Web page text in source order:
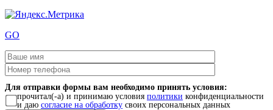
GO
Для отправки формы вам необходимо принять условия:
прочитал(-а) и принимаю условия политики конфиденциальности
и даю согласие на обработку своих персональных данных